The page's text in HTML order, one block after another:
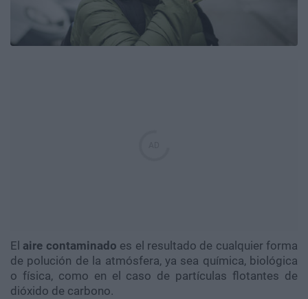
El aire contaminado es el resultado de cualquier forma
de polución de la atmósfera, ya sea química, biológica
o física, como en el caso de partículas flotantes de
dióxido de carbono.